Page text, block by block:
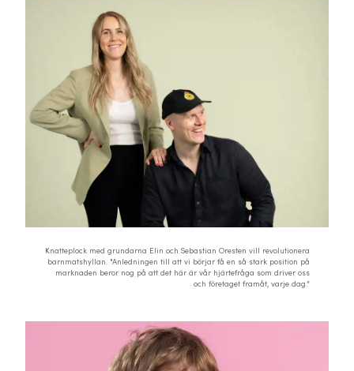
Knatteplock med grundarna Elin och Sebastian Oresten vill revolutionera
barnmatshyllan. "Anledningen till att vi börjar få en så stark position på
marknaden beror nog på att det här är vår hjärtefråga som driver oss
och företaget framåt, varje dag.”